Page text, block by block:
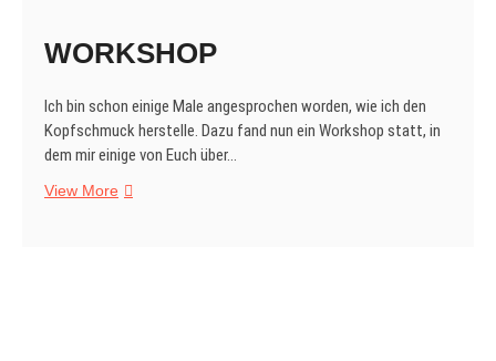
WORKSHOP
Ich bin schon einige Male angesprochen worden, wie ich den
Kopfschmuck herstelle. Dazu fand nun ein Workshop statt, in
dem mir einige von Euch über…
View MoreWORKSHOP